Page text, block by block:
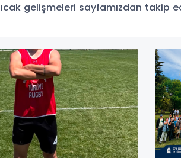
gelişmeleri sayfamızdan takip